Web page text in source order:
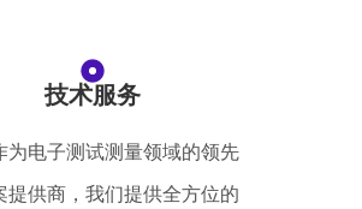
技术服务
为电子测试测量领域的领先
提供商，我们提供全方位的